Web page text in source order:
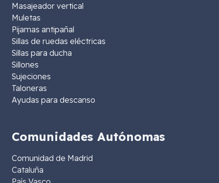
Masajeador vertical
Muletas
Pijamas antipañal
Sillas de ruedas eléctricas
Sillas para ducha
Sillones
Sujeciones
Taloneras
Ayudas para descanso
Comunidades Autónomas
Comunidad de Madrid
Cataluña